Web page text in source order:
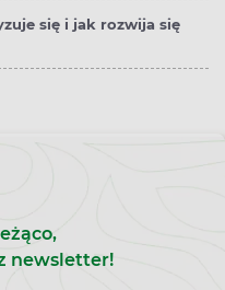
się i jak rozwija się
newsletter!